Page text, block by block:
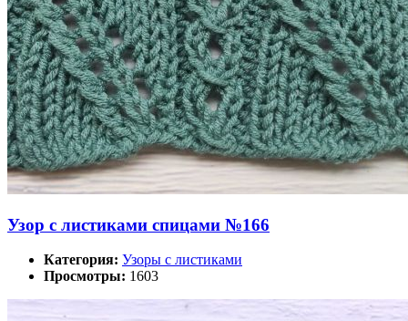
Узор с листиками спицами №166
Категория: Узоры с листиками
Просмотры: 1603